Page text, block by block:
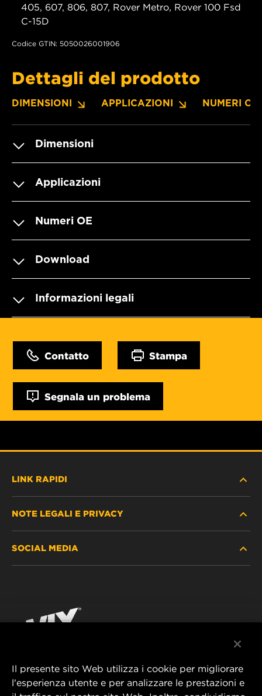
405, 607, 806, 807, Rover Metro, Rover 100 Fsd
C-15D
Codice GTIN: 5050026001906
Dettagli del prodotto
DIMENSIONI APPLICAZIONI NUMERI OE
Dimensioni
Applicazioni
Numeri OE
Download
Informazioni legali
Contatto Stampa
Segnala un problema
LINK RAPIDI
DOVE ACQUISTARE
CONTATTACI
NOTE LEGALI E PRIVACY
IMPRESSUM
SOCIAL MEDIA
YouTube
MANN+HUMMEL FT Poland
Il presente sito Web utilizza i cookie per migliorare
l'esperienza utente e per analizzare le prestazioni e